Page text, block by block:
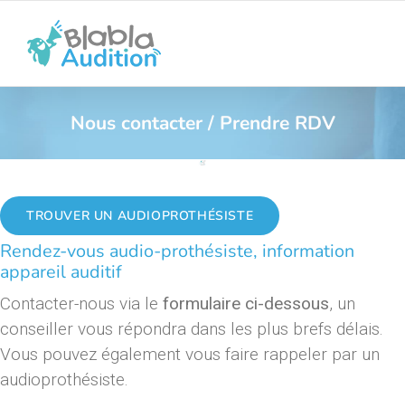
contenu
Nous contacter / Prendre RDV
TROUVER UN AUDIOPROTHÉSISTE
Rendez-vous audio-prothésiste, information
appareil auditif
Contacter-nous via le formulaire ci-dessous, un
conseiller vous répondra dans les plus brefs délais.
Vous pouvez également vous faire rappeler par un
audioprothésiste.